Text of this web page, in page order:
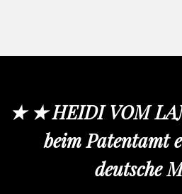
★ ★ HEIDI VOM
beim Patentamt
deutsche